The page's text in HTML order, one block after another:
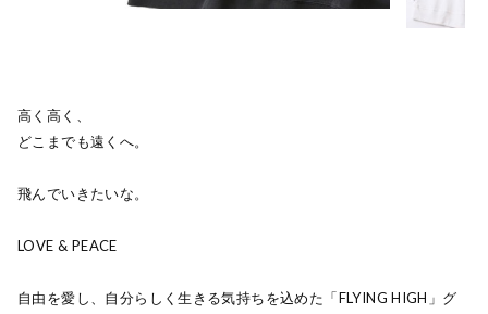
高く高く、
どこまでも遠くへ。
飛んでいきたいな。
LOVE & PEACE
自由を愛し、自分らしく生きる気持ちを込めた「FLYING HIGH」グ